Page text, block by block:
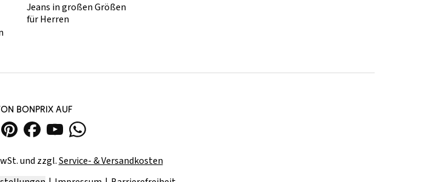
Jeans in großen Größen
für Herren
BONPRIX AUF
und zzgl.Service- & Versandkosten